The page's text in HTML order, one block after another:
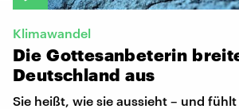
Klimawandel
Die Gottesanbeterin
Deutschland aus
Sie heißt, wie sie aussieht – und